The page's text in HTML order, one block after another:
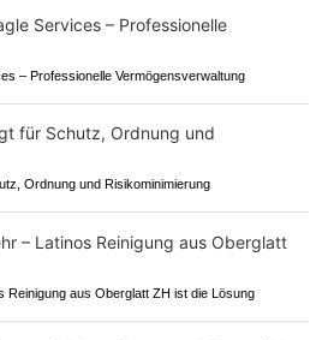
– Professionelle Vermögensverwaltung
Ordnung und Risikominimierung
Reinigung aus Oberglatt ZH ist die Lösung